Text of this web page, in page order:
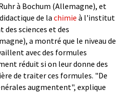
à Bochum (Allemagne), et
de la chimie à l'institut
sciences et des
a montré que le niveau de
avec des formules
réduit si on leur donne des
de traiter ces formules. "De
augmentent", explique